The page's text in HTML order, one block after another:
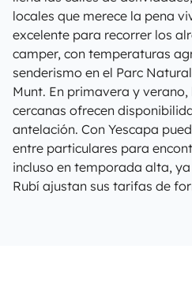
locales que merece la pena
excelente para recorrer los
camper, con temperaturas
senderismo en el Parc
Munt. En primavera y
cercanas ofrecen
antelación. Con Yescapa
entre particulares para
incluso en temporada alta,
Rubí ajustan sus tarifas de